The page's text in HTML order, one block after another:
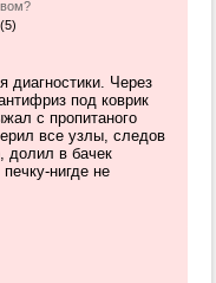
(5)
Через
под коврик
с пропитаного
все узлы, следов
долил в бачек
нигде не